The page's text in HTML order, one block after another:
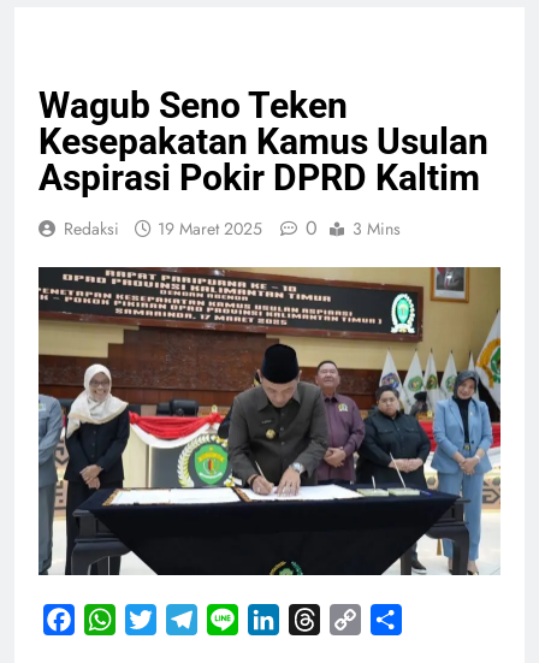
Wagub Seno Teken
Kesepakatan Kamus Usulan
Aspirasi Pokir DPRD Kaltim
Redaksi 19 Maret 2025 0 3 Mins
FacebookWhatsApp
TwitterTelegram
Line LinkedInThreads
Copy